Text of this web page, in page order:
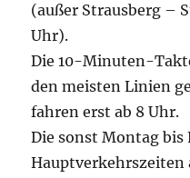
(außer Strausberg –
Uhr).
Die 10-Minuten-
den meisten Linien
fahren erst ab 8 Uhr.
Die sonst Montag bis
Hauptverkehrszeiten